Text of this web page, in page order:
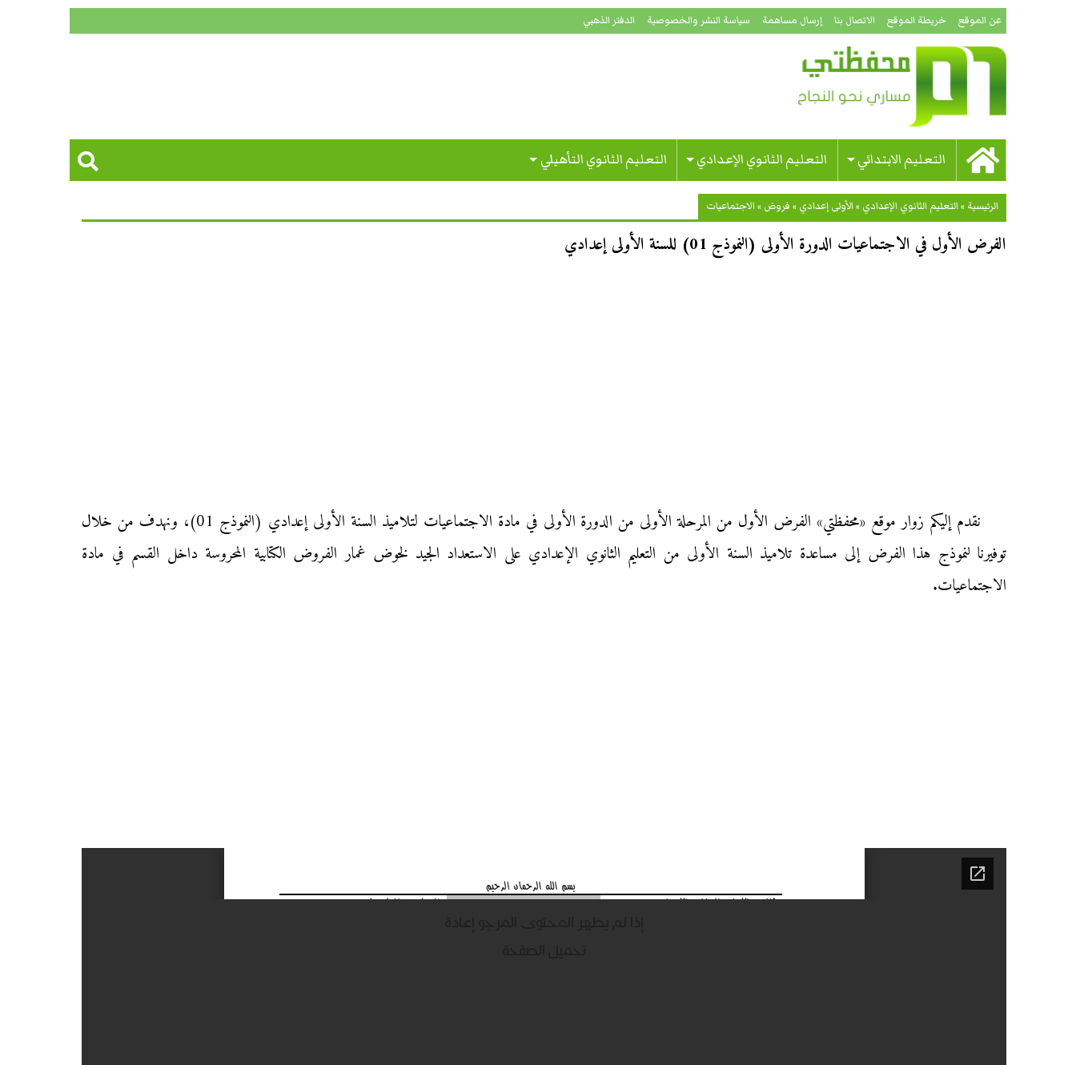
عن الموقع خريطة الموقع الاتصال بنا إرسال مساهمة سياسة النشر والخصوصية الدفتر الذهبي
التعليم الابتدائي التعليم الثانوي الإعدادي التعليم الثانوي التأهيلي
الرئيسية »التعليم الثانوي الإعدادي »الأولى إعدادي » فروض »الاجتماعيات
الفرض الأول في الاجتماعيات الدورة الأولى (النموذج 01) للسنة الأولى إعدادي
نقدم إليكم زوار موقع «محفظتي» الفرض الأول من المرحلة الأولى من الدورة الأولى في مادة الاجتماعيات لتلاميذ السنة الأولى إعدادي (النموذج 01)، ونهدف من خلال
توفيرنا لنموذج هذا الفرض إلى مساعدة تلاميذ السنة الأولى من التعليم الثانوي الإعدادي على الاستعداد الجيد لخوض غمار الفروض الكتابية المحروسة داخل القسم في مادة
الاجتماعيات.